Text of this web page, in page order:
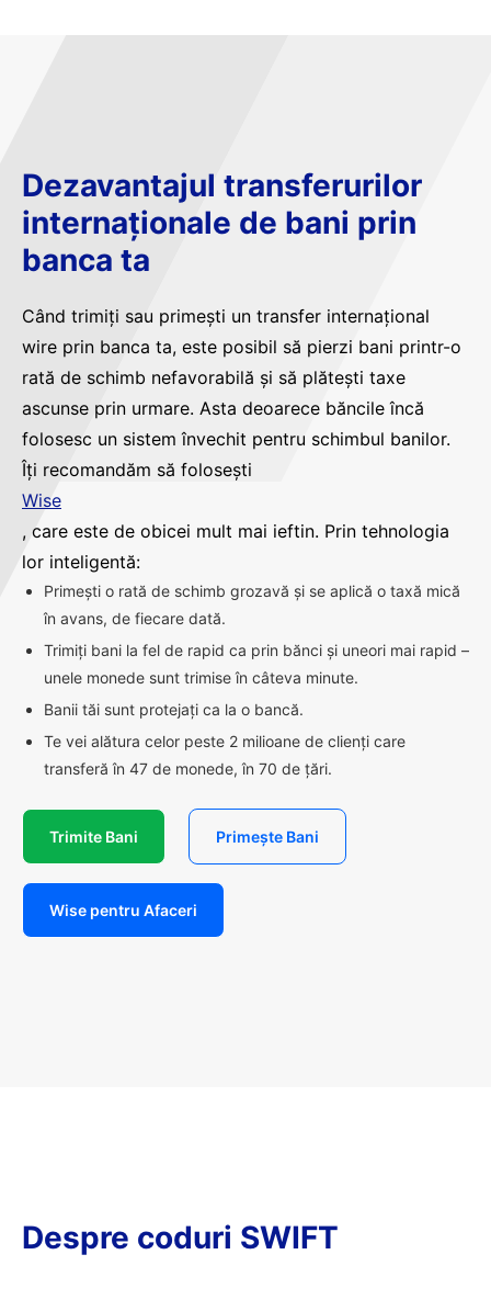
Dezavantajul transferurilor
internaționale de bani prin
banca ta
Când trimiți sau primești un transfer internațional
wire prin banca ta, este posibil să pierzi bani printr-o
rată de schimb nefavorabilă și să plătești taxe
ascunse prin urmare. Asta deoarece băncile încă
folosesc un sistem învechit pentru schimbul banilor.
Îți recomandăm să folosești
Wise
, care este de obicei mult mai ieftin. Prin tehnologia
lor inteligentă:
Primești o rată de schimb grozavă și se aplică o taxă mică
în avans, de fiecare dată.
Trimiți bani la fel de rapid ca prin bănci și uneori mai rapid –
unele monede sunt trimise în câteva minute.
Banii tăi sunt protejați ca la o bancă.
Te vei alătura celor peste 2 milioane de clienți care
transferă în 47 de monede, în 70 de țări.
Trimite Bani Primește Bani
Wise pentru Afaceri
Despre coduri SWIFT